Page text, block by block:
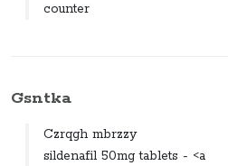
counter
Gsntka
Czrqgh mbrzzy
sildenafil 50mg tablets - <a